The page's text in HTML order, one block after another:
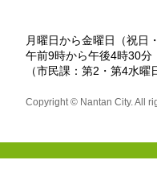
月曜日から金曜日
（祝日
午前9時から午後4時30分
（市民課：第2・第4水曜
Copyright © Nantan City. All